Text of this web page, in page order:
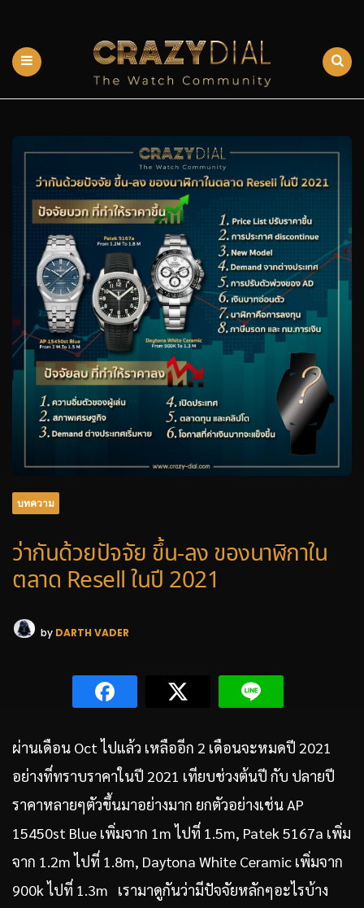
บทความ
ว่ากันด้วยปัจจัย ขึ้น-ลง ของนาฬิกาใน
ตลาด Resell ในปี 2021
by DARTH VADER
ผ่านเดือน Oct ไปแล้ว เหลืออีก 2 เดือนจะหมดปี 2021
อย่างที่ทราบราคาในปี 2021 เทียบช่วงต้นปี กับ ปลายปี
ราคาหลายๆตัวขึ้นมาอย่างมาก ยกตัวอย่างเช่น AP
15450st Blue เพิ่มจาก 1m ไปที่ 1.5m, Patek 5167a เพิ่ม
จาก 1.2m ไปที่ 1.8m, Daytona White Ceramic เพิ่มจาก
900k ไปที่ 1.3m เรามาดูกันว่ามีปัจจัยหลักๆอะไรบ้าง